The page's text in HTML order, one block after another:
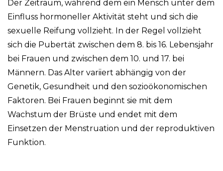
Der Zeitraum, während dem ein Mensch unter dem
Einfluss hormoneller Aktivität steht und sich die
sexuelle Reifung vollzieht. In der Regel vollzieht
sich die Pubertät zwischen dem 8. bis 16. Lebensjahr
bei Frauen und zwischen dem 10. und 17. bei
Männern. Das Alter variiert abhängig von der
Genetik, Gesundheit und den sozioökonomischen
Faktoren. Bei Frauen beginnt sie mit dem
Wachstum der Brüste und endet mit dem
Einsetzen der Menstruation und der reproduktiven
Funktion.